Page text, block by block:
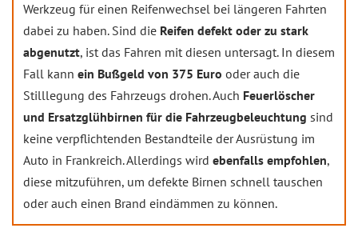
Werkzeug für einen Reifenwechsel bei längeren Fahrten
dabei zu haben. Sind die Reifen defekt oder zu stark
abgenutzt, ist das Fahren mit diesen untersagt. In diesem
Fall kann ein Bußgeld von 375 Euro oder auch die
Stilllegung des Fahrzeugs drohen. Auch Feuerlöscher
und Ersatzglühbirnen für die Fahrzeugbeleuchtung sind
keine verpflichtenden Bestandteile der Ausrüstung im
Auto in Frankreich. Allerdings wird ebenfalls empfohlen,
diese mitzuführen, um defekte Birnen schnell tauschen
oder auch einen Brand eindämmen zu können.